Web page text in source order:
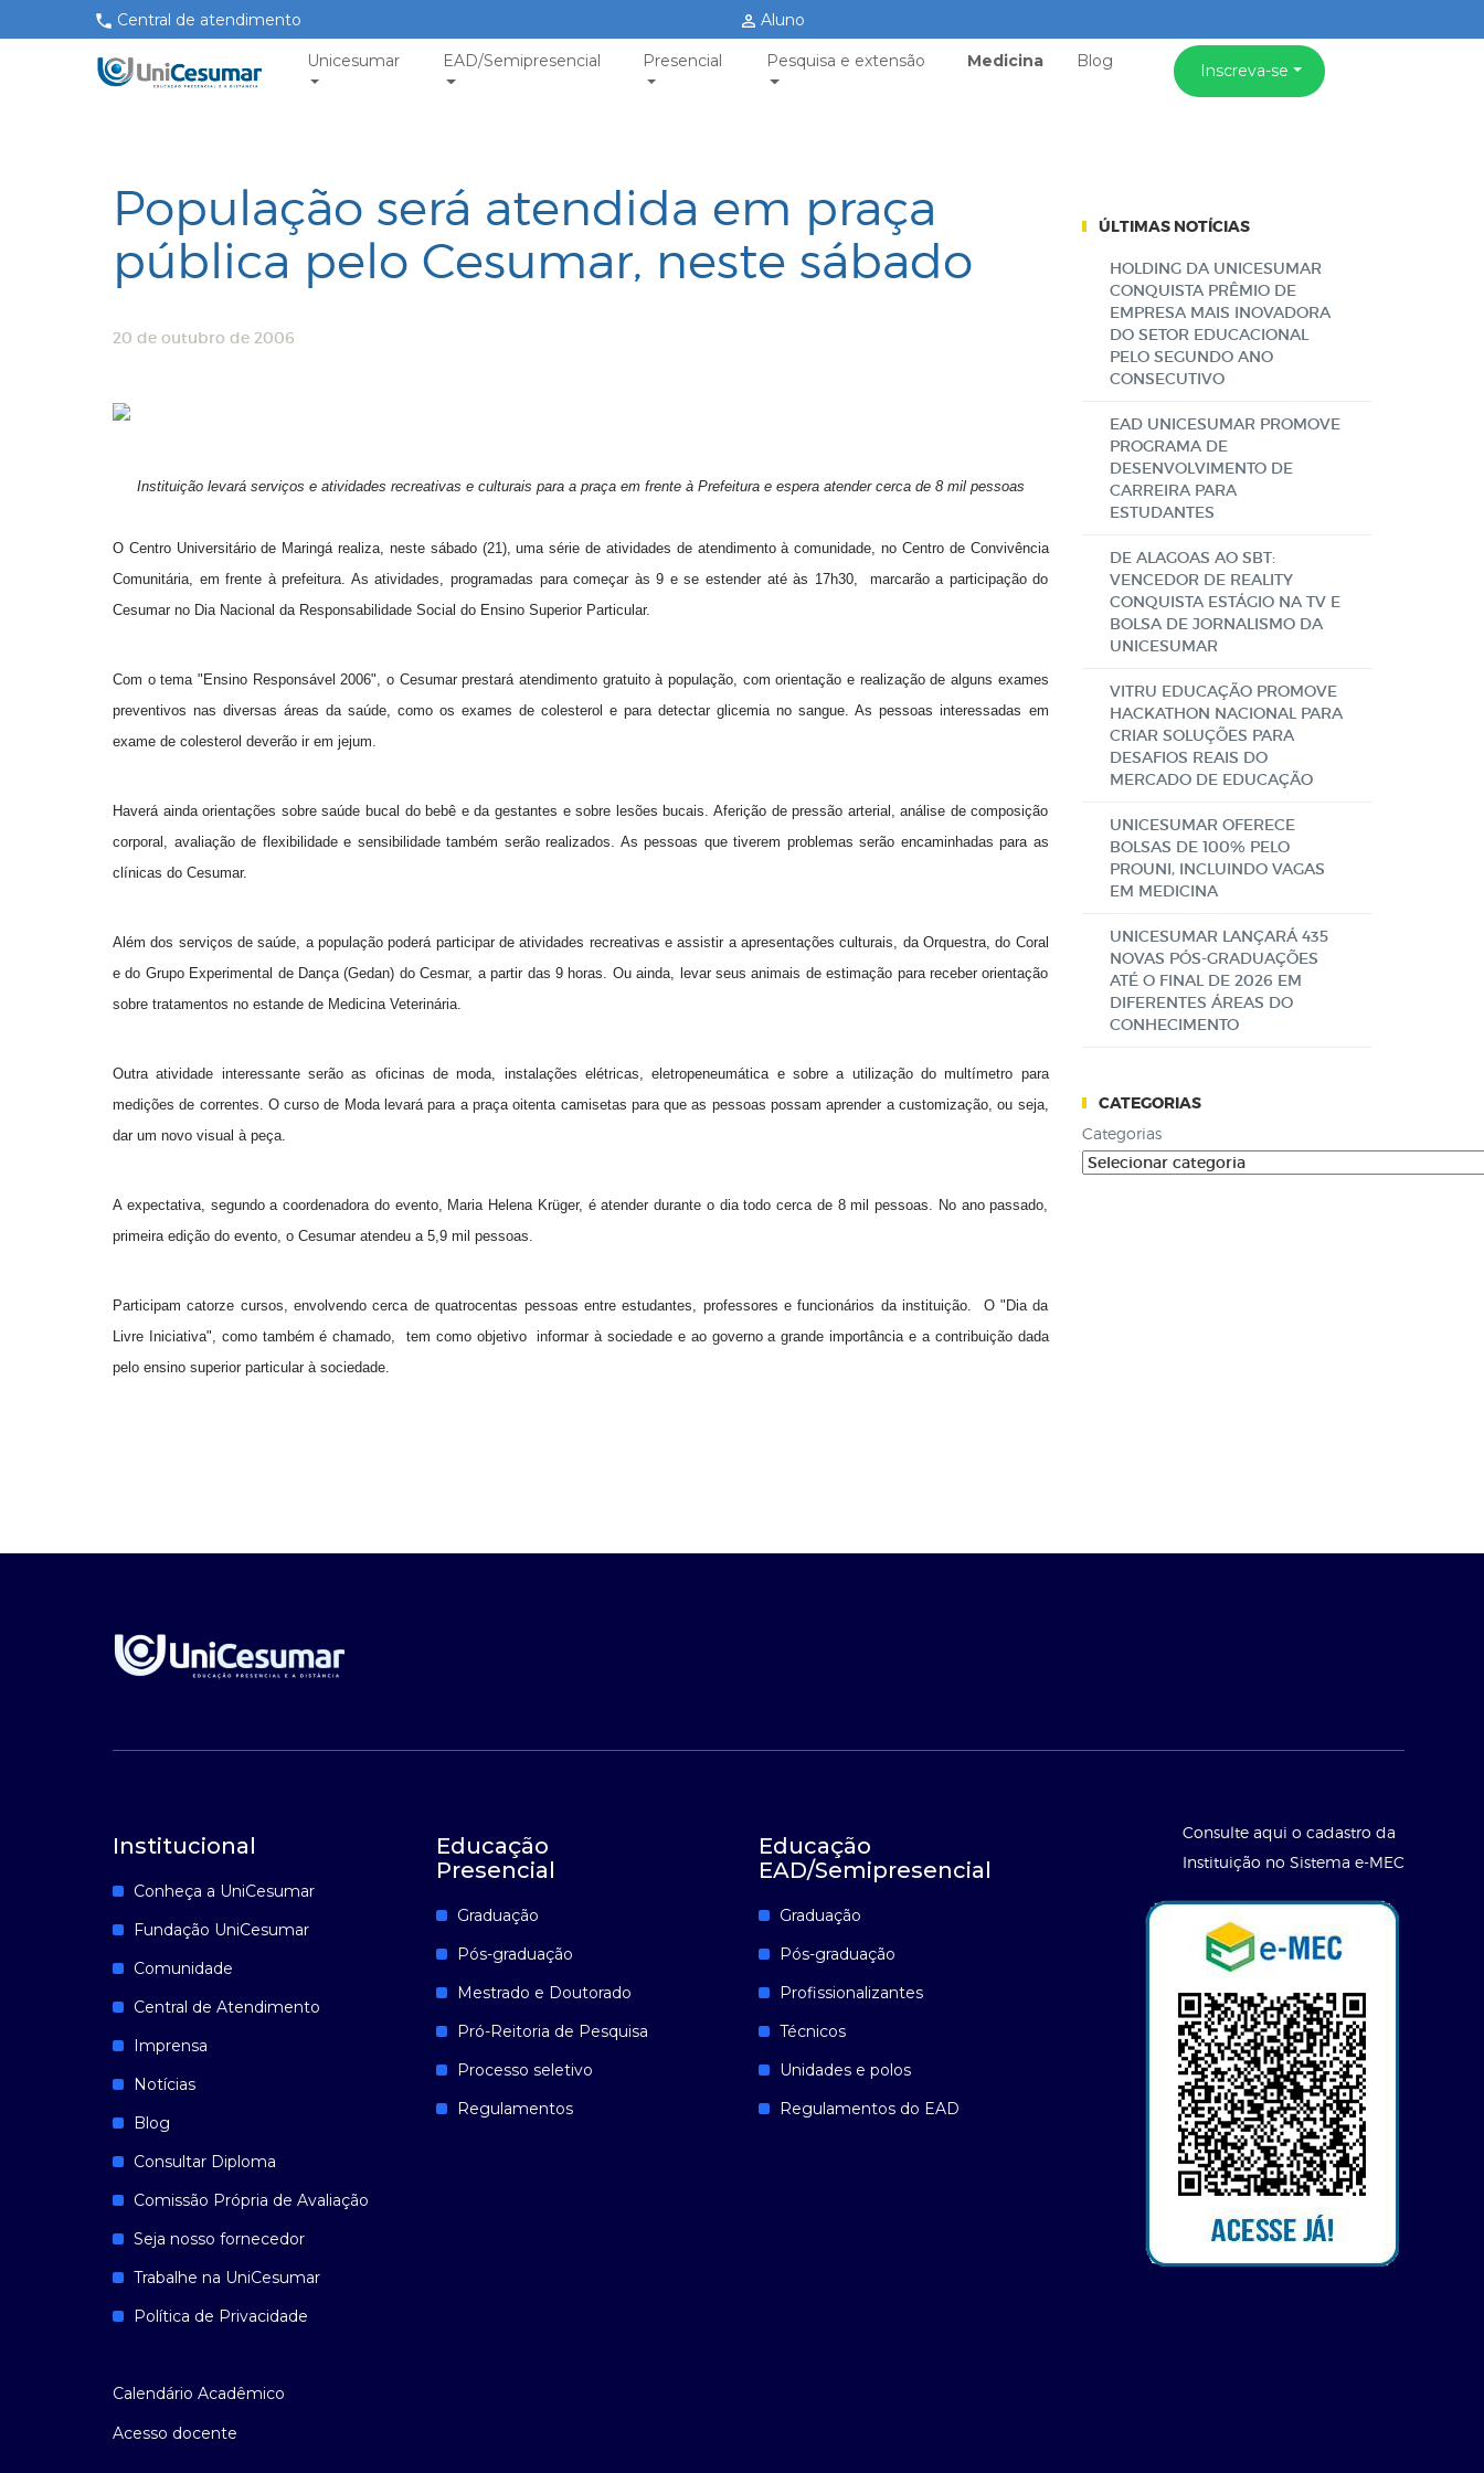
Central de atendimento Aluno
Unicesumar EAD/Semipresencial Presencial Pesquisa e extensão Medicina Blog Inscreva-se
População será atendida em praça
pública pelo Cesumar, neste sábado
20 de outubro de 2006
Instituição levará serviços e atividades recreativas e culturais para a praça em frente à Prefeitura e espera atender cerca de 8 mil pessoas
O Centro Universitário de Maringá realiza, neste sábado (21), uma série de atividades de atendimento à comunidade, no Centro de Convivência
Comunitária, em frente à prefeitura. As atividades, programadas para começar às 9 e se estender até às 17h30, marcarão a participação do
Cesumar no Dia Nacional da Responsabilidade Social do Ensino Superior Particular.
Com o tema "Ensino Responsável 2006", o Cesumar prestará atendimento gratuito à população, com orientação e realização de alguns exames
preventivos nas diversas áreas da saúde, como os exames de colesterol e para detectar glicemia no sangue. As pessoas interessadas em
exame de colesterol deverão ir em jejum.
Haverá ainda orientações sobre saúde bucal do bebê e da gestantes e sobre lesões bucais. Aferição de pressão arterial, análise de composição
corporal, avaliação de flexibilidade e sensibilidade também serão realizados. As pessoas que tiverem problemas serão encaminhadas para as
clínicas do Cesumar.
Além dos serviços de saúde, a população poderá participar de atividades recreativas e assistir a apresentações culturais, da Orquestra, do Coral
e do Grupo Experimental de Dança (Gedan) do Cesmar, a partir das 9 horas. Ou ainda, levar seus animais de estimação para receber orientação
sobre tratamentos no estande de Medicina Veterinária.
Outra atividade interessante serão as oficinas de moda, instalações elétricas, eletropeneumática e sobre a utilização do multímetro para
medições de correntes. O curso de Moda levará para a praça oitenta camisetas para que as pessoas possam aprender a customização, ou seja,
dar um novo visual à peça.
A expectativa, segundo a coordenadora do evento, Maria Helena Krüger, é atender durante o dia todo cerca de 8 mil pessoas. No ano passado,
primeira edição do evento, o Cesumar atendeu a 5,9 mil pessoas.
Participam catorze cursos, envolvendo cerca de quatrocentas pessoas entre estudantes, professores e funcionários da instituição. O "Dia da
Livre Iniciativa", como também é chamado, tem como objetivo informar à sociedade e ao governo a grande importância e a contribuição dada
pelo ensino superior particular à sociedade.
ÚLTIMAS NOTÍCIAS
HOLDING DA UNICESUMAR
CONQUISTA PRÊMIO DE
EMPRESA MAIS INOVADORA
DO SETOR EDUCACIONAL
PELO SEGUNDO ANO
CONSECUTIVO
EAD UNICESUMAR PROMOVE
PROGRAMA DE
DESENVOLVIMENTO DE
CARREIRA PARA
ESTUDANTES
DE ALAGOAS AO SBT:
VENCEDOR DE REALITY
CONQUISTA ESTÁGIO NA TV E
BOLSA DE JORNALISMO DA
UNICESUMAR
VITRU EDUCAÇÃO PROMOVE
HACKATHON NACIONAL PARA
CRIAR SOLUÇÕES PARA
DESAFIOS REAIS DO
MERCADO DE EDUCAÇÃO
UNICESUMAR OFERECE
BOLSAS DE 100% PELO
PROUNI, INCLUINDO VAGAS
EM MEDICINA
UNICESUMAR LANÇARÁ 435
NOVAS PÓS-GRADUAÇÕES
ATÉ O FINAL DE 2026 EM
DIFERENTES ÁREAS DO
CONHECIMENTO
CATEGORIAS
Categorias
Institucional
Conheça a UniCesumar
Fundação UniCesumar
Comunidade
Central de Atendimento
Imprensa
Notícias
Blog
Consultar Diploma
Comissão Própria de Avaliação
Seja nosso fornecedor
Trabalhe na UniCesumar
Política de Privacidade
Calendário Acadêmico
Acesso docente
Educação
Presencial
Graduação
Pós-graduação
Mestrado e Doutorado
Pró-Reitoria de Pesquisa
Processo seletivo
Regulamentos
Educação
EAD/Semipresencial
Graduação
Pós-graduação
Profissionalizantes
Técnicos
Unidades e polos
Regulamentos do EAD
Consulte aqui o cadastro da
Instituição no Sistema e-MEC